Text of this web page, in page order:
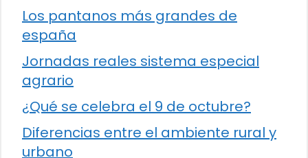
Los pantanos más grandes de
españa
Jornadas reales sistema especial
agrario
¿Qué se celebra el 9 de octubre?
Diferencias entre el ambiente rural y
urbano